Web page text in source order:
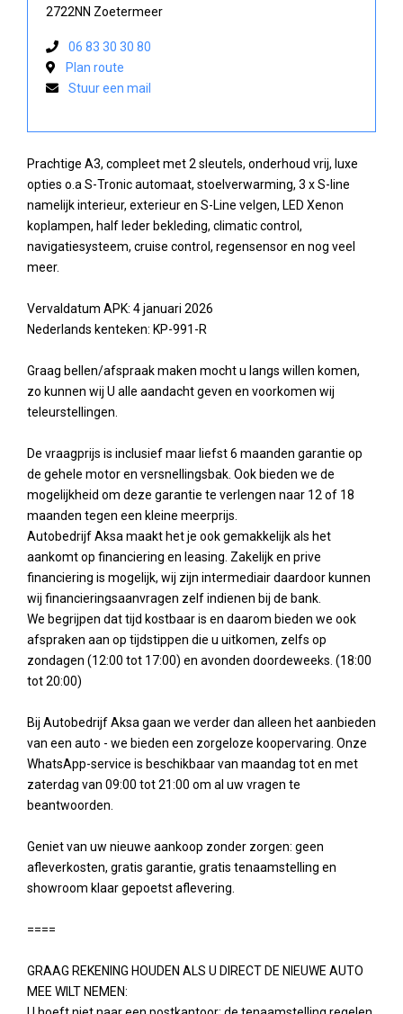
Prachtige A3, compleet met 2 sleutels, onderhoud vrij, luxe
opties o.a S-Tronic automaat, stoelverwarming, 3 x S-line
namelijk interieur, exterieur en S-Line velgen, LED Xenon
koplampen, half leder bekleding, climatic control,
navigatiesysteem, cruise control, regensensor en nog veel
meer.
Vervaldatum APK: 4 januari 2026
Nederlands kenteken: KP-991-R
Graag bellen/afspraak maken mocht u langs willen komen,
zo kunnen wij U alle aandacht geven en voorkomen wij
teleurstellingen.
De vraagprijs is inclusief maar liefst 6 maanden garantie op
de gehele motor en versnellingsbak. Ook bieden we de
mogelijkheid om deze garantie te verlengen naar 12 of 18
maanden tegen een kleine meerprijs.
Autobedrijf Aksa maakt het je ook gemakkelijk als het
aankomt op financiering en leasing. Zakelijk en prive
financiering is mogelijk, wij zijn intermediair daardoor kunnen
wij financieringsaanvragen zelf indienen bij de bank.
We begrijpen dat tijd kostbaar is en daarom bieden we ook
afspraken aan op tijdstippen die u uitkomen, zelfs op
zondagen (12:00 tot 17:00) en avonden doordeweeks. (18:00
tot 20:00)
Bij Autobedrijf Aksa gaan we verder dan alleen het aanbieden
van een auto - we bieden een zorgeloze koopervaring. Onze
WhatsApp-service is beschikbaar van maandag tot en met
zaterdag van 09:00 tot 21:00 om al uw vragen te
beantwoorden.
Geniet van uw nieuwe aankoop zonder zorgen: geen
afleverkosten, gratis garantie, gratis tenaamstelling en
showroom klaar gepoetst aflevering.
====
GRAAG REKENING HOUDEN ALS U DIRECT DE NIEUWE AUTO
MEE WILT NEMEN:
2722NN Zoetermeer
06 83 30 30 80
Plan route
Stuur een mail